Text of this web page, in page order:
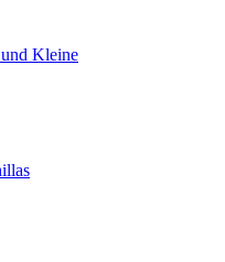
Kleine